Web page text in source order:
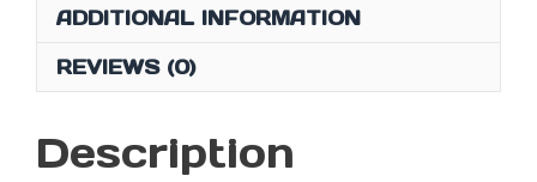
2K
MONITOR
ADDITIONAL INFORMATION
REVIEWS (0)
Description